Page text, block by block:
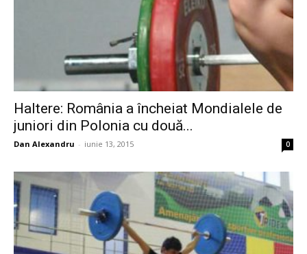
Haltere: România a încheiat Mondialele de
juniori din Polonia cu două...
Dan Alexandru - iunie 13, 2015 0